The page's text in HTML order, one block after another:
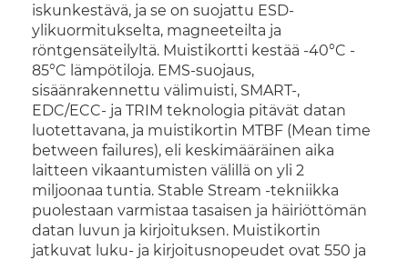
iskunkestävä, ja se on suojattu ESD-
ylikuormitukselta, magneeteilta ja
röntgensäteilyltä. Muistikortti kestää -40°C -
85°C lämpötiloja. EMS-suojaus,
sisäänrakennettu välimuisti, SMART-,
EDC/ECC- ja TRIM teknologia pitävät datan
luotettavana, ja muistikortin MTBF (Mean time
between failures), eli keskimääräinen aika
laitteen vikaantumisten välillä on yli 2
miljoonaa tuntia. Stable Stream -tekniikka
puolestaan varmistaa tasaisen ja häiriöttömän
datan luvun ja kirjoituksen. Muistikortin
jatkuvat luku- ja kirjoitusnopeudet ovat 550 ja